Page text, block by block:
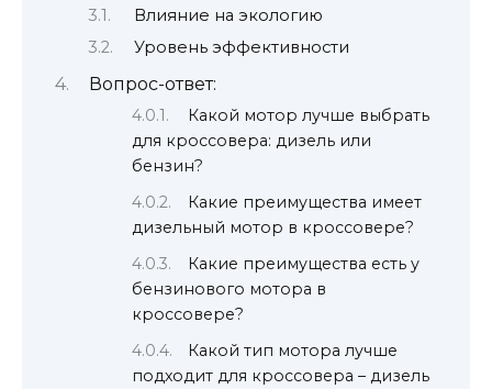
Влияние на экологию
Уровень эффективности
Вопрос-ответ:
Какой мотор лучше выбрать
для кроссовера: дизель или
бензин?
Какие преимущества имеет
дизельный мотор в кроссовере?
Какие преимущества есть у
бензинового мотора в
кроссовере?
Какой тип мотора лучше
подходит для кроссовера – дизель